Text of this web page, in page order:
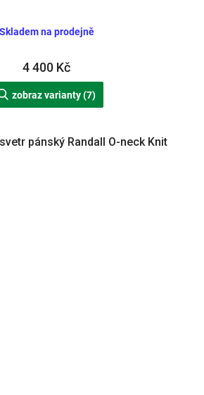
Skladem na prodejně
4 400 Kč
zobraz varianty (7)
svetr pánský Randall O-neck Knit